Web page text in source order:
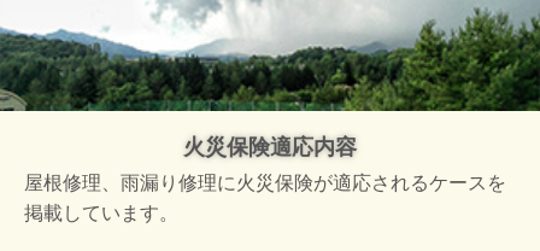
火災保険適応内容
屋根修理、雨漏り修理に火災保険が適応されるケースを
掲載しています。